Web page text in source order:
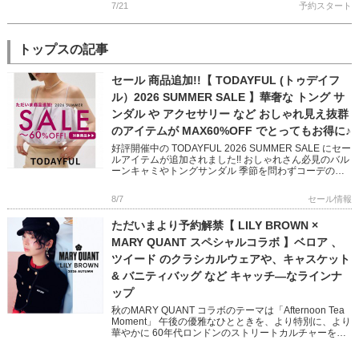
7/21 予約スタート
トップスの記事
セール 商品追加!!【 TODAYFUL (トゥデイフ
ル）2026 SUMMER SALE 】華奢な トング サ
ンダル や アクセサリー など おしゃれ見え抜群
のアイテムが MAX60%OFF でとってもお得に♪
好評開催中の TODAYFUL 2026 SUMMER SALE にセー
ルアイテムが追加されました!! おしゃれさん必見のバル
ーンキャミやトングサンダル 季節を問わずコーデのア
8/7 セール情報
ただいまより予約解禁【 LILY BROWN ×
MARY QUANT スペシャルコラボ 】ベロア 、
ツイード のクラシカルウェアや、キャスケット
& バニティバッグ など キャッチ―なラインナ
ップ
秋のMARY QUANT コラボのテーマは「Afternoon Tea
Moment」 午後の優雅なひとときを、より特別に、より
華やかに 60年代ロンドンのストリートカルチャーを象